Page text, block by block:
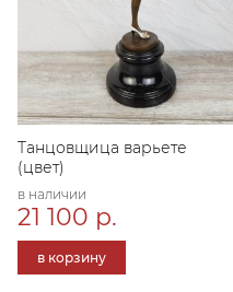
Танцовщица варьете
(цвет)
в наличии
21 100 р.
в корзину